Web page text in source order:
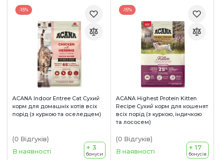
-15%
ACANA Indoor Entree Cat Сухий
корм для домашніх котів всіх
порід (з куркою та оселедцем)
(0 Відгуків)
В наявності
+ 3
бонуси
-15%
ACANA Highest Protein Kitten
Recipe Сухий корм для кошенят
всіх порід (з куркою, індичкою
та лососем)
(0 Відгуків)
В наявності
+ 17
бонусів